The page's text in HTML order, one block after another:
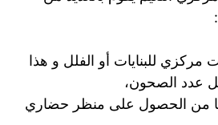
مركزي للبنايات أو الفلل و هذا
عدد الصحون،
من الحصول على منظر حضاري